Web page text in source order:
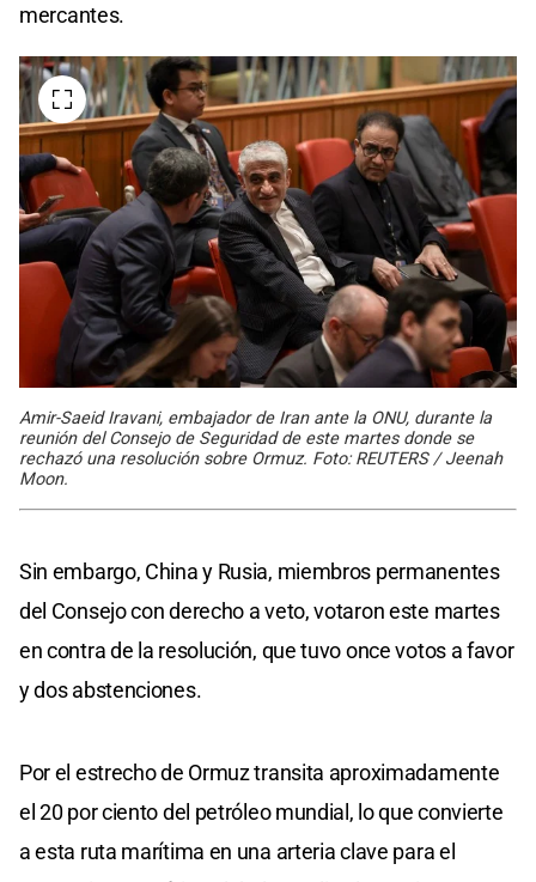
mercantes.
Amir-Saeid Iravani, embajador de Iran ante la ONU, durante la
reunión del Consejo de Seguridad de este martes donde se
rechazó una resolución sobre Ormuz. Foto: REUTERS / Jeenah
Moon.
Sin embargo, China y Rusia, miembros permanentes
del Consejo con derecho a veto, votaron este martes
en contra de la resolución, que tuvo once votos a favor
y dos abstenciones.
Por el estrecho de Ormuz transita aproximadamente
el 20 por ciento del petróleo mundial, lo que convierte
a esta ruta marítima en una arteria clave para el